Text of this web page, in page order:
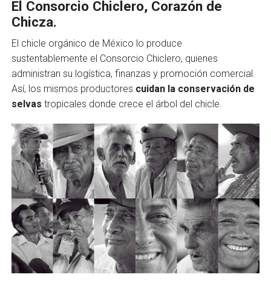
El Consorcio Chiclero, Corazón de
Chicza.
El chicle orgánico de México lo produce
sustentablemente el Consorcio Chiclero, quienes
administran su logística, finanzas y promoción comercial.
Así, los mismos productores cuidan la conservación de
selvas tropicales donde crece el árbol del chicle.